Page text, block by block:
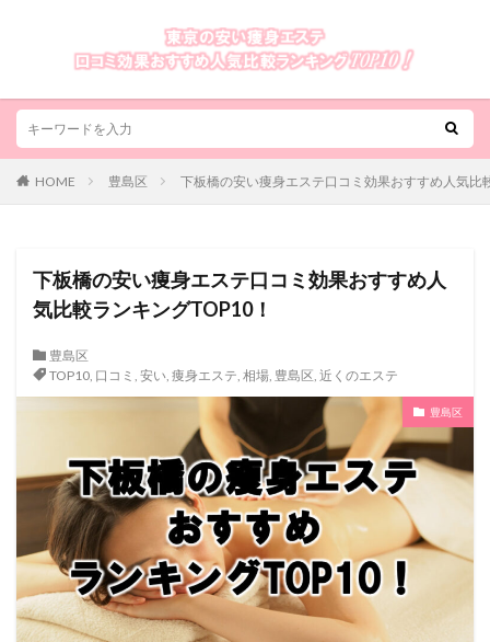
HOME 豊島区 下板橋の安い痩身エステ口コミ効果おすすめ人気比
下板橋の安い痩身エステ口コミ効果おすすめ人
気比較ランキングTOP10！
豊島区
TOP10, 口コミ , 安い, 痩身エステ, 相場, 豊島区, 近くのエステ
豊島区